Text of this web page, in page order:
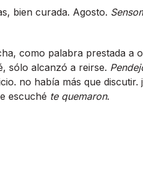
bien curada. Agosto.
como palabra prestada a
sólo alcanzó a reirse.
no habí­a más que discutir.
escuché te quemaron.